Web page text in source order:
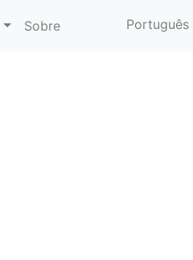
Sobre Português